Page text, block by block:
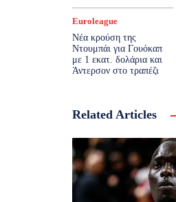
Euroleague
Νέα κρούση της
Ντουμπάι για Γουόκαπ
με 1 εκατ. δολάρια και
Άντερσον στο τραπέζι
Related Articles